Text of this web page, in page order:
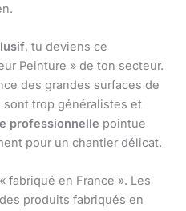
, tu deviens ce
Peinture » de ton secteur.
des grandes surfaces de
sont trop généralistes et
professionnelle pointue
pour un chantier délicat.
fabriqué en France ». Les
produits fabriqués en